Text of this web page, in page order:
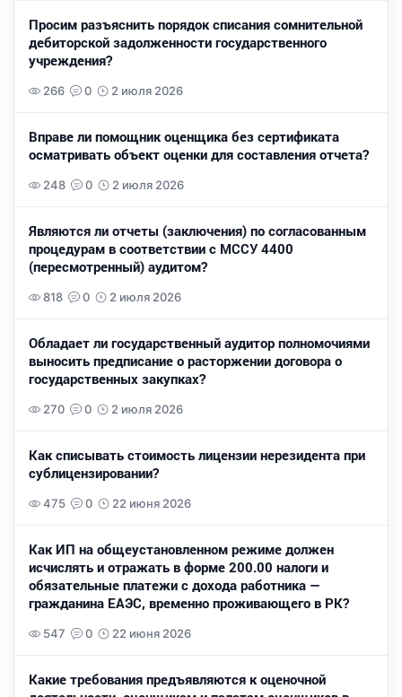
Просим разъяснить порядок списания сомнительной
дебиторской задолженности государственного
учреждения?
266 0 2 июля 2026
Вправе ли помощник оценщика без сертификата
осматривать объект оценки для составления отчета?
248 0 2 июля 2026
Являются ли отчеты (заключения) по согласованным
процедурам в соответствии с МССУ 4400
(пересмотренный) аудитом?
818 0 2 июля 2026
Обладает ли государственный аудитор полномочиями
выносить предписание о расторжении договора о
государственных закупках?
270 0 2 июля 2026
Как списывать стоимость лицензии нерезидента при
сублицензировании?
475 0 22 июня 2026
Как ИП на общеустановленном режиме должен
исчислять и отражать в форме 200.00 налоги и
обязательные платежи с дохода работника —
гражданина ЕАЭС, временно проживающего в РК?
547 0 22 июня 2026
Какие требования предъявляются к оценочной